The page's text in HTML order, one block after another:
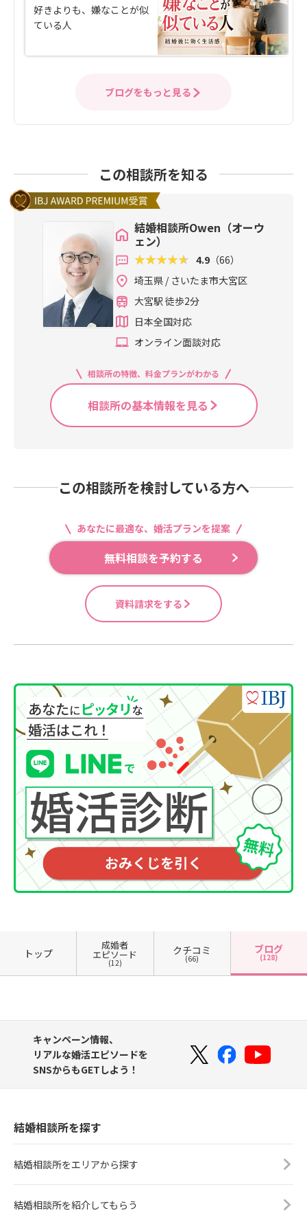
好きよりも、嫌なことが似
ている人
ブログをもっと見る
この相談所を知る
結婚相談所Owen（オーウ
ェン）
4.9 （66）
埼玉県 / さいたま市大宮区
大宮駅 徒歩2分
日本全国対応
オンライン面談対応
相談所の特徴、料金プランがわかる
相談所の基本情報を見る
この相談所を検討している方へ
あなたに最適な、婚活プランを提案
無料相談を予約する
資料請求をする
トップ
成婚者
エピソード
(12)
クチコミ
(66)
ブログ
(128)
キャンペーン情報、
リアルな婚活エピソードを
SNSからもGETしよう！
結婚相談所を探す
結婚相談所をエリアから探す
結婚相談所を紹介してもらう